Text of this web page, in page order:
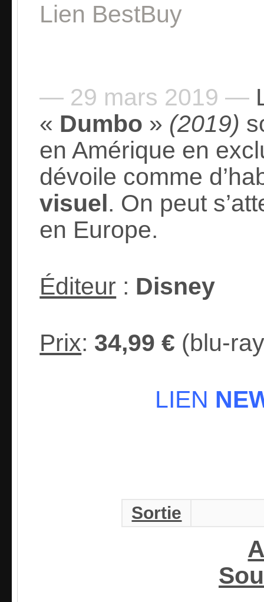
Lien BestBuy
— 29 mars 2019 —
« Dumbo » (2019)
en Amérique en
dévoile comme
visuel . On peut
en Europe.
Éditeur : Disney
Prix: 34,99 € (blu-
LIEN
Sortie